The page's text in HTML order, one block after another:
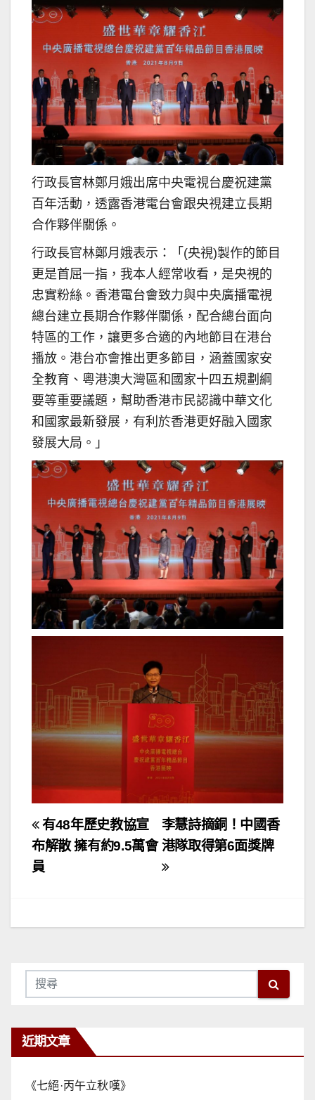
行政長官林鄭月娥出席中央電視台慶祝建黨
百年活動，透露香港電台會跟央視建立長期
合作夥伴關係。
行政長官林鄭月娥表示：「(央視)製作的節目
更是首屈一指，我本人經常收看，是央視的
忠實粉絲。香港電台會致力與中央廣播電視
總台建立長期合作夥伴關係，配合總台面向
特區的工作，讓更多合適的內地節目在港台
播放。港台亦會推出更多節目，涵蓋國家安
全教育、粵港澳大灣區和國家十四五規劃綱
要等重要議題，幫助香港市民認識中華文化
和國家最新發展，有利於香港更好融入國家
發展大局。」
文
章
導
李慧詩摘銅！中國香
港隊取得第6面獎牌
有48年歷史教協宣
布解散 擁有約9.5萬會
員
近期文章
《七絕·丙午立秋嘆》